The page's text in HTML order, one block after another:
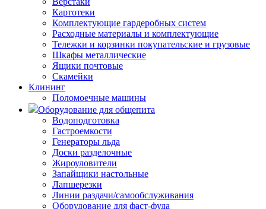
Картотеки
Комплектующие гардеробных систем
Расходные материалы и комплектующие
Тележки и корзинки покупательские и грузовые
Шкафы металлические
Ящики почтовые
Скамейки
Клининг
Поломоечные машины
Оборудование для общепита
Водоподготовка
Гастроемкости
Генераторы льда
Доски разделочные
Жироуловители
Запайщики настольные
Лапшерезки
Линии раздачи/самообслуживания
Оборудование для фаст-фуда